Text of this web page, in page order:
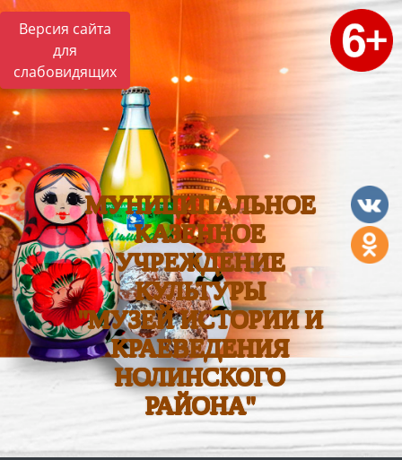
Версия сайта
для
слабовидящих
МУНИЦИПАЛЬНОЕ
КАЗЕННОЕ
УЧРЕЖДЕНИЕ
КУЛЬТУРЫ
"МУЗЕЙ ИСТОРИИ И
КРАЕВЕДЕНИЯ
НОЛИНСКОГО
РАЙОНА"